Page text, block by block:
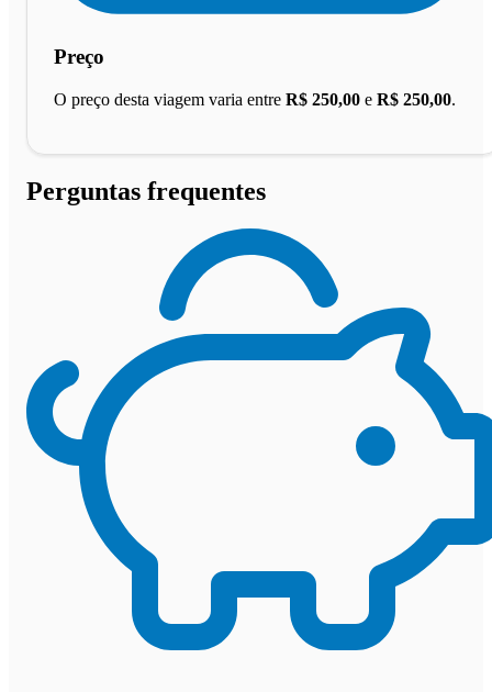
Preço
O preço desta viagem varia entre R$ 250,00 e R$ 250,00.
Perguntas frequentes